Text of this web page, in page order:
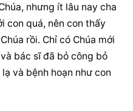
nhưng ít lâu nay cha
con quá, nên con thấy
rồi. Chỉ có Chúa mới
bác sĩ đã bỏ công bỏ
và bệnh hoạn như con